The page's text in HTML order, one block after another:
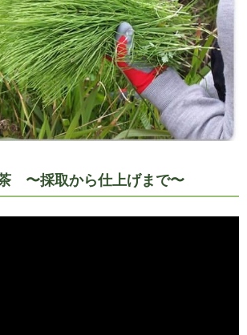
〜採取から仕上げまで〜